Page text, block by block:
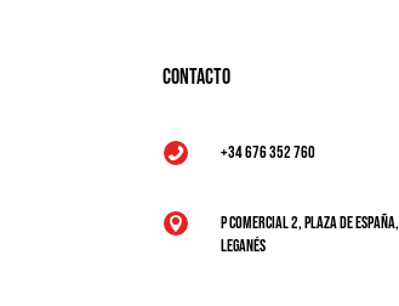
Contacto
 +34 676 352 760

P Comercial 2, Plaza de España,
Leganés